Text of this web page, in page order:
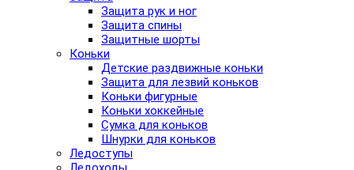
Защита рук и ног
Защита спины
Защитные шорты
Коньки
Детские раздвижные коньки
Защита для лезвий коньков
Коньки фигурные
Коньки хоккейные
Сумка для коньков
Шнурки для коньков
Ледоступы